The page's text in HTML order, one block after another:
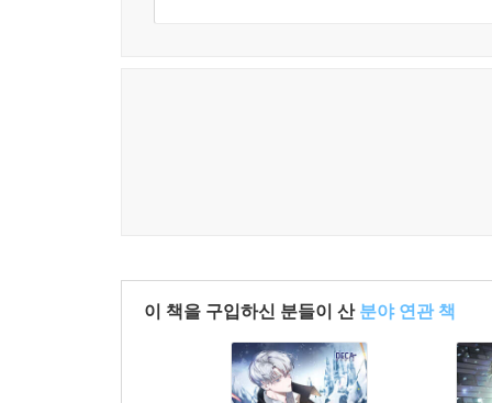
이 책을 구입하신 분들이 산 분야 연관 책